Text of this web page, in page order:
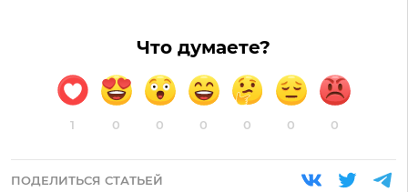
Что думаете?
1 0 0 0 0 0 0
ПОДЕЛИТЬСЯ СТАТЬЕЙ